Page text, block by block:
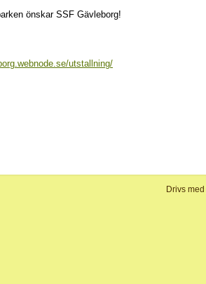
önskar SSF Gävleborg!
utstallning/
Drivs med